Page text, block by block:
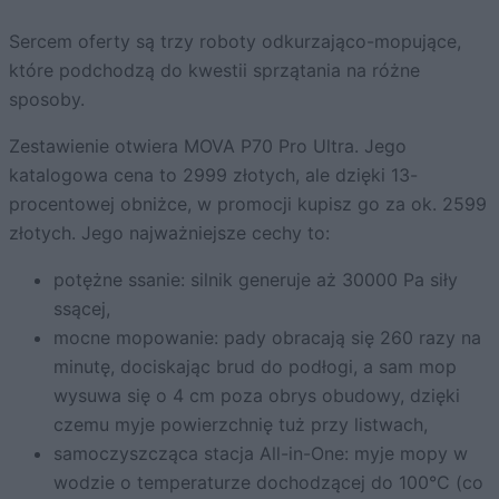
Sercem oferty są trzy roboty odkurzająco-mopujące,
które podchodzą do kwestii sprzątania na różne
sposoby.
Zestawienie otwiera MOVA P70 Pro Ultra. Jego
katalogowa cena to 2999 złotych, ale dzięki 13-
procentowej obniżce, w promocji kupisz go za ok. 2599
złotych. Jego najważniejsze cechy to:
potężne ssanie: silnik generuje aż 30000 Pa siły
ssącej,
mocne mopowanie: pady obracają się 260 razy na
minutę, dociskając brud do podłogi, a sam mop
wysuwa się o 4 cm poza obrys obudowy, dzięki
czemu myje powierzchnię tuż przy listwach,
samoczyszcząca stacja All-in-One: myje mopy w
wodzie o temperaturze dochodzącej do 100°C (co